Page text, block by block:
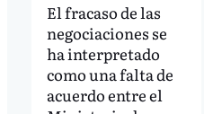
El fracaso de las
negociaciones se
ha interpretado
como una falta de
acuerdo entre el